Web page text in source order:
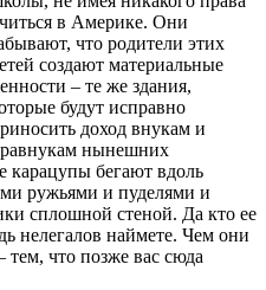
в Америке. Они
что родители этих
создают материальные
– те же здания,
будут исправно
доход внукам и
нынешних
карацупы бегают вдоль
ружьями и пуделями и
сплошной стеной. Да кто ее
нелегалов наймете. Чем они
что позже вас сюда